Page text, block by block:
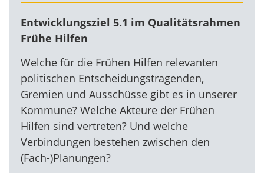
Entwicklungsziel 5.1 im Qualitätsrahmen
Frühe Hilfen
Welche für die Frühen Hilfen relevanten
politischen Entscheidungstragenden,
Gremien und Ausschüsse gibt es in unserer
Kommune? Welche Akteure der Frühen
Hilfen sind vertreten? Und welche
Verbindungen bestehen zwischen den
(Fach-)Planungen?